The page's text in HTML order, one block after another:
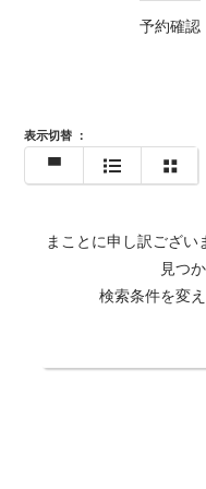
予約確認
表示切替 ：
まことに申し訳ござ
見つ
検索条件を変